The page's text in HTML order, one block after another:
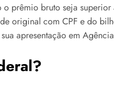
prêmio bruto seja
original com CPF e do
apresentação em